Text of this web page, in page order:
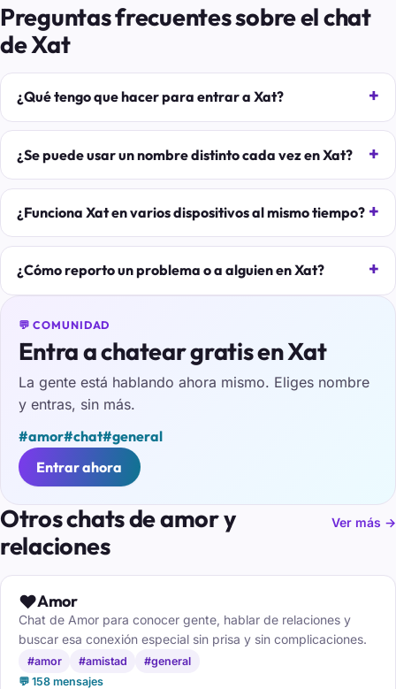
Preguntas frecuentes sobre el chat
de Xat
¿Qué tengo que hacer para entrar a Xat?
¿Se puede usar un nombre distinto cada vez en Xat?
¿Funciona Xat en varios dispositivos al mismo tiempo?
¿Cómo reporto un problema o a alguien en Xat?
💬 COMUNIDAD
Entra a chatear gratis en Xat
La gente está hablando ahora mismo. Eliges nombre
y entras, sin más.
#amor#chat#general
Entrar ahora
Otros chats de amor y
relaciones
Ver más →
❤️Amor
Chat de Amor para conocer gente, hablar de relaciones y
buscar esa conexión especial sin prisa y sin complicaciones.
#amor #amistad
#general
💬 158 mensajes